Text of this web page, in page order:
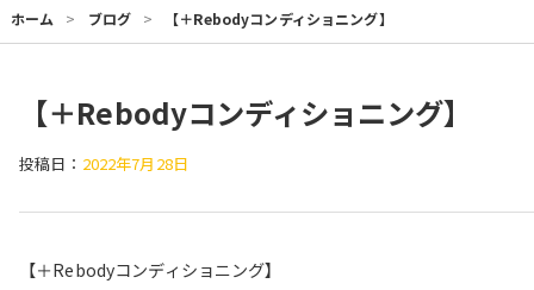
ホーム ブログ 【＋Rebodyコンディショニング】
【＋Rebodyコンディショニング】
投稿日： 2022年7月28日
【＋Rebodyコンディショニング】